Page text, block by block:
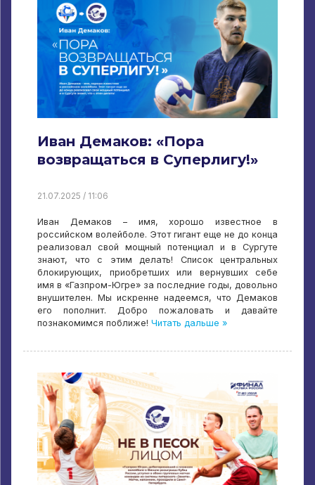
Иван Демаков: «Пора
возвращаться в Суперлигу!»
21.07.2025 / 11:06
Иван Демаков – имя, хорошо известное в
российском волейболе. Этот гигант еще не до конца
реализовал свой мощный потенциал и в Сургуте
знают, что с этим делать! Список центральных
блокирующих, приобретших или вернувших себе
имя в «Газпром-Югре» за последние годы, довольно
внушителен. Мы искренне надеемся, что Демаков
его пополнит. Добро пожаловать и давайте
познакомимся поближе! Читать дальше »